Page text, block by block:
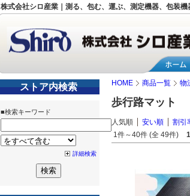
株式会社シロ産業｜測る、包む、運ぶ、測定機器、包装
ストア内検索
■検索キーワード
詳細検索
HOME 商品一覧 物
歩行路マット
人気順 安い順
割引
1件～40件 (全 49件)
1